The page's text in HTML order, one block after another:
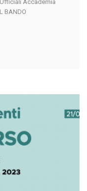
Accademia
BANDO